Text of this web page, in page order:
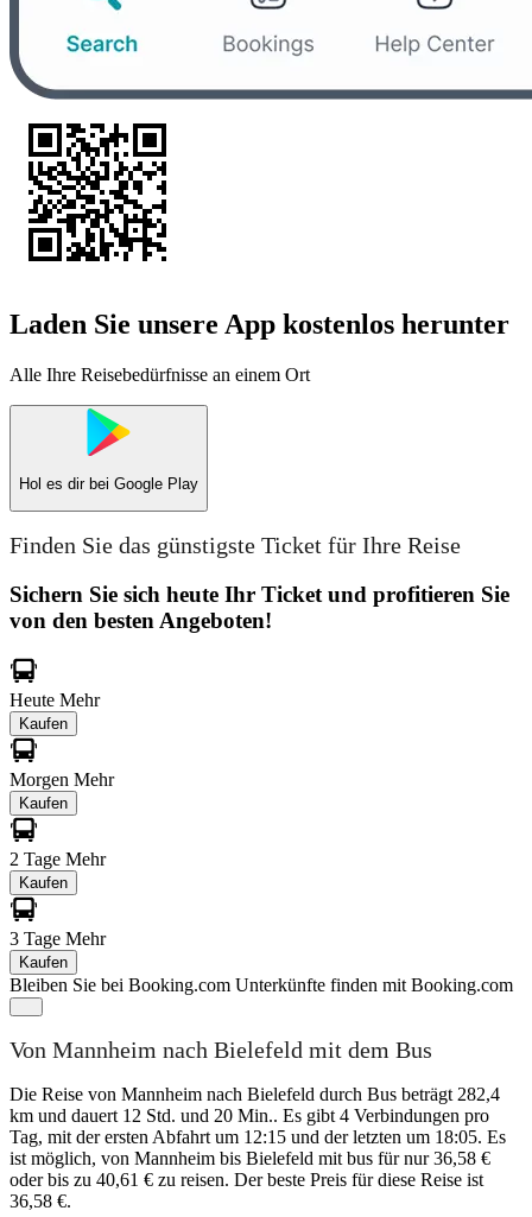
Laden Sie unsere App kostenlos herunter
Alle Ihre Reisebedürfnisse an einem Ort
Hol es dir bei Google Play
Finden Sie das günstigste Ticket für Ihre Reise
Sichern Sie sich heute Ihr Ticket und profitieren Sie
von den besten Angeboten!
Heute Mehr
Kaufen
Morgen Mehr
Kaufen
2 Tage Mehr
Kaufen
3 Tage Mehr
Kaufen
Bleiben Sie bei Booking.com Unterkünfte finden mit Booking.com
Von Mannheim nach Bielefeld mit dem Bus
Die Reise von Mannheim nach Bielefeld durch Bus beträgt 282,4
km und dauert 12 Std. und 20 Min.. Es gibt 4 Verbindungen pro
Tag, mit der ersten Abfahrt um 12:15 und der letzten um 18:05. Es
ist möglich, von Mannheim bis Bielefeld mit bus für nur 36,58 €
oder bis zu 40,61 € zu reisen. Der beste Preis für diese Reise ist
36,58 €.